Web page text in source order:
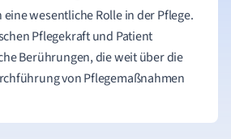
wesentliche Rolle in der Pflege.
Pflegekraft und Patient
Berührungen, die weit über die
von Pflegemaßnahmen